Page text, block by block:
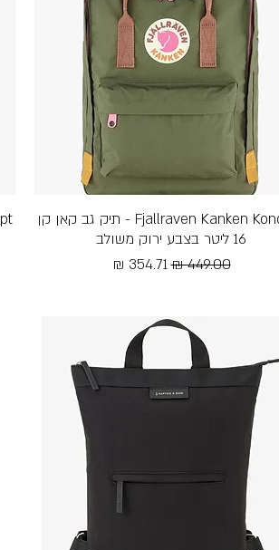
תצוגה מהירה Fjallraven Kanken Koncept - תיק גב קאן קן
16 ליטר בצבע ירוק משולב
מחיר רגיל‏449.00 ‏₪ מחיר מבצע‏354.71 ‏₪